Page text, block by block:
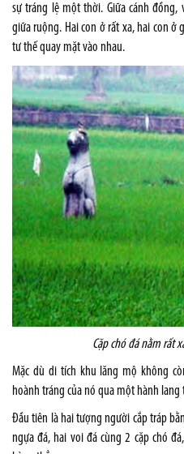
sự tráng lệ một thời. Giữa cánh
giữa ruộng. Hai con ở rất xa, hai con
tư thế quay mặt vào nhau.
Cặp chó đá nằm rất
Mặc dù di tích khu lăng mộ không
hoành tráng của nó qua một hành
Đầu tiên là hai tượng người cắp tráp
ngựa đá, hai voi đá cùng 2 cặp chó